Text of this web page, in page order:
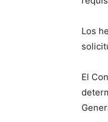
Los
El